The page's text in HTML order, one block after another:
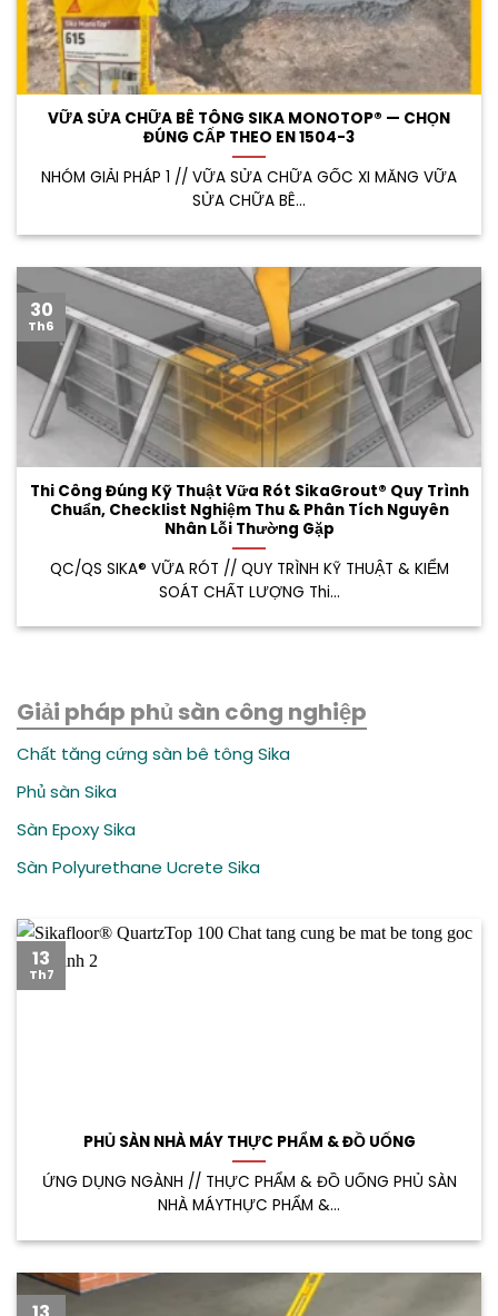
VỮA SỬA CHỮA BÊ TÔNG SIKA MONOTOP® — CHỌN
ĐÚNG CẤP THEO EN 1504-3
NHÓM GIẢI PHÁP 1 // VỮA SỬA CHỮA GỐC XI MĂNG VỮA
SỬA CHỮA BÊ...
Thi Công Đúng Kỹ Thuật Vữa Rót SikaGrout® Quy Trình
Chuẩn, Checklist Nghiệm Thu & Phân Tích Nguyên
Nhân Lỗi Thường Gặp
QC/QS SIKA® VỮA RÓT // QUY TRÌNH KỸ THUẬT & KIỂM
SOÁT CHẤT LƯỢNG Thi...
30
Th6
Giải pháp phủ sàn công nghiệp
Chất tăng cứng sàn bê tông Sika
Phủ sàn Sika
Sàn Epoxy Sika
Sàn Polyurethane Ucrete Sika
PHỦ SÀN NHÀ MÁY THỰC PHẨM & ĐỒ UỐNG
ỨNG DỤNG NGÀNH // THỰC PHẨM & ĐỒ UỐNG PHỦ SÀN
NHÀ MÁYTHỰC PHẨM &...
13
Th7